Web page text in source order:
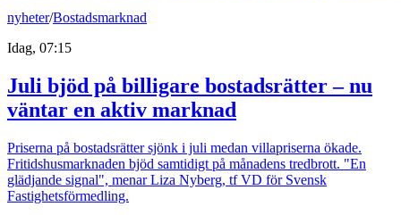
nyheter/Bostadsmarknad
Idag, 07:15
Juli bjöd på billigare bostadsrätter – nu
väntar en aktiv marknad
Priserna på bostadsrätter sjönk i juli medan villapriserna ökade.
Fritidshusmarknaden bjöd samtidigt på månadens tredbrott. "En
glädjande signal", menar Liza Nyberg, tf VD för Svensk
Fastighetsförmedling.